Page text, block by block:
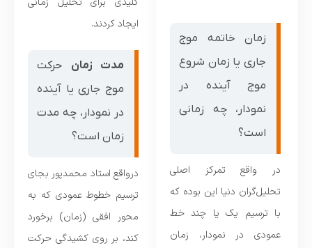
ایجاد کردند.
مدت زمان حرکت
موج جاری یا آینده
در نمودار، چه مدت
زمان است؟
درواقع استاد محمدپور بجای
ترسیم خطوط عمودی که به
محور افقی (زمان) برخورد
کند، بر روی کشیدگی حرکت
زمان خاتمه موج
جاری یا زمان شروع
موج آینده در
نمودار، چه زمانی
است؟
در واقع تمرکز اصلی
تحلیل‌گران دنیا این بوده که
با ترسیم یک یا چند خط
عمودی در نمودار، زمان